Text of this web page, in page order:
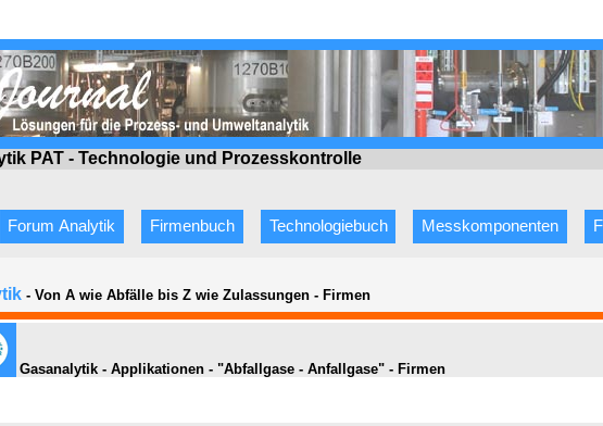
PAT - Technologie und Prozesskontrolle
Forum Analytik Firmenbuch Technologiebuch Messkomponenten
- Von A wie Abfälle bis Z wie Zulassungen - Firmen
Gasanalytik - Applikationen - "Abfallgase - Anfallgase" - Firmen